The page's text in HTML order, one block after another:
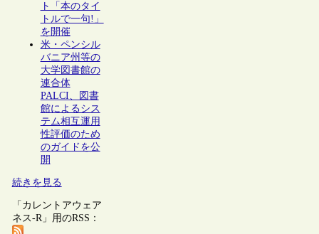
ト「本のタイ
トルで一句!」
を開催
米・ペンシル
バニア州等の
大学図書館の
連合体
PALCI、図書
館によるシス
テム相互運用
性評価のため
のガイドを公
開
続きを見る
「カレントアウェア
ネス-R」用のRSS：